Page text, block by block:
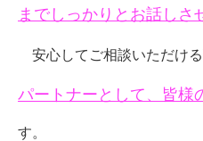
までしっかりとお話しさ
安心してご相談いただける
パートナーとして、皆様
す。